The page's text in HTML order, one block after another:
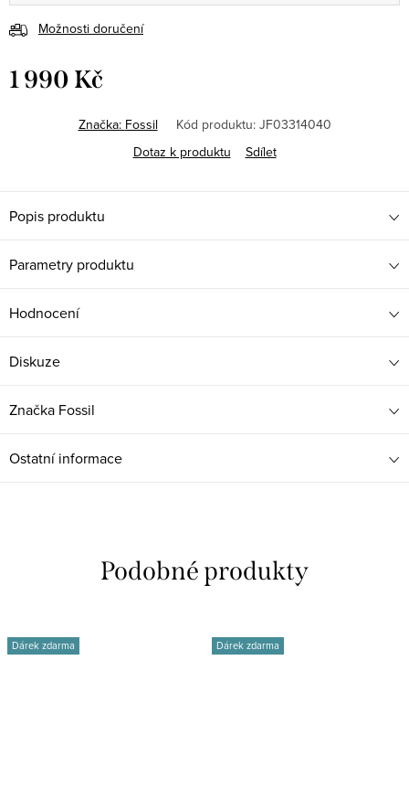
Možnosti doručení
1 990 Kč
Značka: Fossil Kód produktu: JF03314040
Dotaz k produktu
Sdílet
Popis produktu
Parametry produktu
Hodnocení
Diskuze
Značka Fossil
Ostatní informace
Dárek zdarma Dárek zdarma